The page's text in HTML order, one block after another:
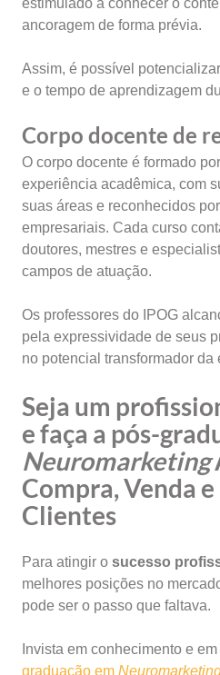
estimulado a conhecer o
ancoragem de forma prévia.
Assim, é possível
e o tempo de aprendizagem
Corpo docente de
O corpo docente é formado
experiência acadêmica, com
suas áreas e reconhecidos
empresariais. Cada curso
doutores, mestres e
campos de atuação.
Os professores do IPOG
pela expressividade de seus
no potencial transformador da
Seja um
e faça a pós-
Neuromarketing
Compra, Venda
Clientes
Para atingir o sucesso
melhores posições no
pode ser o passo que faltava.
Invista em conhecimento e
graduação em